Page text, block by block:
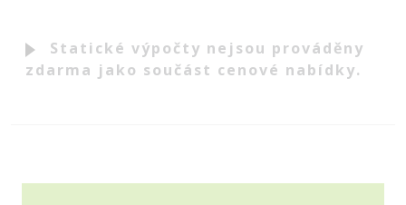
Statické výpočty nejsou prováděny
zdarma jako součást cenové nabídky.